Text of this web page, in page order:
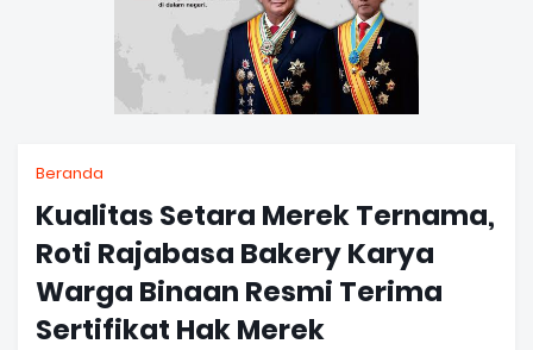
Beranda
Kualitas Setara Merek Ternama,
Roti Rajabasa Bakery Karya
Warga Binaan Resmi Terima
Sertifikat Hak Merek